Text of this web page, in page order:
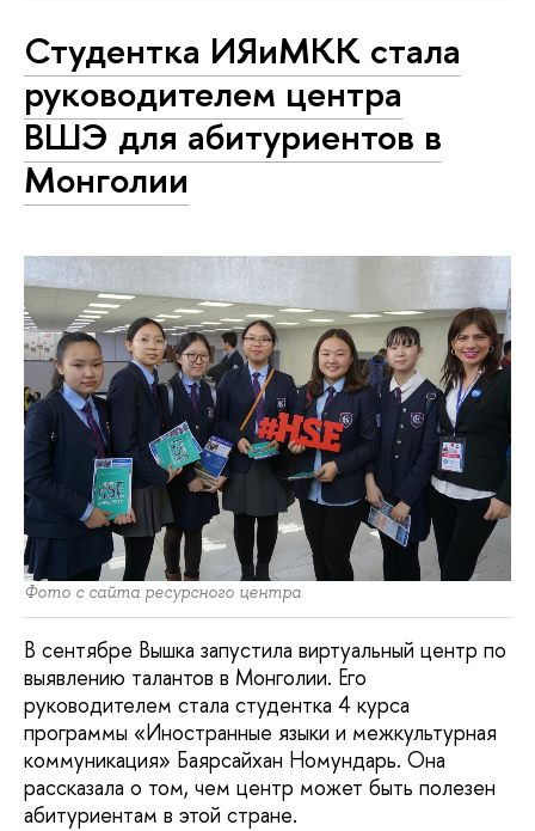
Студентка ИЯиМКК стала
руководителем центра
ВШЭ для абитуриентов в
Монголии
Фото с сайта ресурсного центра
В сентябре Вышка запустила виртуальный центр по
выявлению талантов в Монголии. Его
руководителем стала студентка 4 курса
программы «Иностранные языки и межкультурная
коммуникация» Баярсайхан Номундарь. Она
рассказала о том, чем центр может быть полезен
абитуриентам в этой стране.